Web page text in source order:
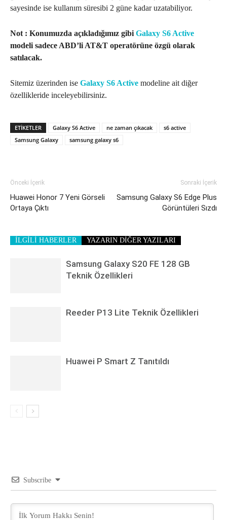
sayesinde ise kullanım süresibi 2 güne kadar uzatabiliyor.
Not : Konumuzda açıkladığımız gibi Galaxy S6 Active
modeli sadece ABD’li AT&T operatörüne özgü olarak
satılacak.
Sitemiz üzerinden ise Galaxy S6 Active modeline ait diğer
özellikleride inceleyebilirsiniz.
ETIKETLER Galaxy S6 Active ne zaman çıkacak
s6 active
Samsung Galaxy
samsung galaxy s6
Önceki İçerik
Huawei Honor 7 Yeni Görseli
Ortaya Çıktı
Sonraki İçerik
Samsung Galaxy S6 Edge Plus
Görüntüleri Sızdı
İLGİLİ HABERLER YAZARIN DİĞER YAZILARI
Samsung Galaxy S20 FE 128 GB
Teknik Özellikleri
Reeder P13 Lite Teknik Özellikleri
Huawei P Smart Z Tanıtıldı
Subscribe